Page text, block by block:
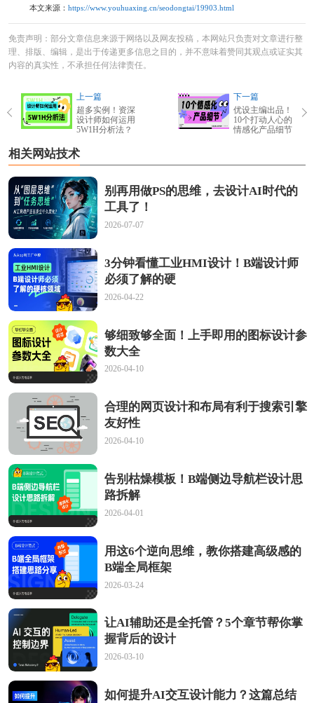
本文来源： https://www.youhuaxing.cn/seodongtai/19903.html
免责声明：部分文章信息来源于网络以及网友投稿，本网站只负责对文章进行整
理、排版、编辑，是出于传递更多信息之目的，并不意味着赞同其观点或证实其
内容的真实性，不承担任何法律责任。
上一篇
超多实例！资深
设计师如何运用
5W1H分析法？
下一篇
优设主编出品！
10个打动人心的
情感化产品细节
相关网站技术
别再用做PS的思维，去设计AI时代的
工具了！
2026-07-07
3分钟看懂工业HMI设计！B端设计师
必须了解的硬
2026-04-22
够细致够全面！上手即用的图标设计参
数大全
2026-04-10
合理的网页设计和布局有利于搜索引擎
友好性
2026-04-10
告别枯燥模板！B端侧边导航栏设计思
路拆解
2026-04-01
用这6个逆向思维，教你搭建高级感的
B端全局框架
2026-03-24
让AI辅助还是全托管？5个章节帮你掌
握背后的设计
2026-03-10
如何提升AI交互设计能力？这篇总结